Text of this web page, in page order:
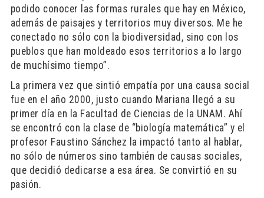
podido conocer las formas rurales que hay en México,
además de paisajes y territorios muy diversos. Me he
conectado no sólo con la biodiversidad, sino con los
pueblos que han moldeado esos territorios a lo largo
de muchísimo tiempo”.
La primera vez que sintió empatía por una causa social
fue en el año 2000, justo cuando Mariana llegó a su
primer día en la Facultad de Ciencias de la UNAM. Ahí
se encontró con la clase de “biología matemática” y el
profesor Faustino Sánchez la impactó tanto al hablar,
no sólo de números sino también de causas sociales,
que decidió dedicarse a esa área. Se convirtió en su
pasión.